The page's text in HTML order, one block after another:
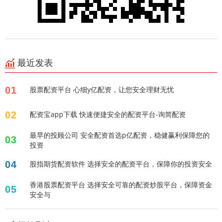
最近发表
01 股票配资平台 心细y亿配资，让您安全理财无忧
02 配资宝app下载 快速便捷安全的配资平台-询简配资
03
最早的投顾公司 安全配资首选p亿配资，稳健赢利保障您的
投资
04 股指期货配资软件 选择安全的配资平台，保障你的投资安全
05
香港股票配资平台 选择安全可靠的配资炒股平台，保障资金
安全与